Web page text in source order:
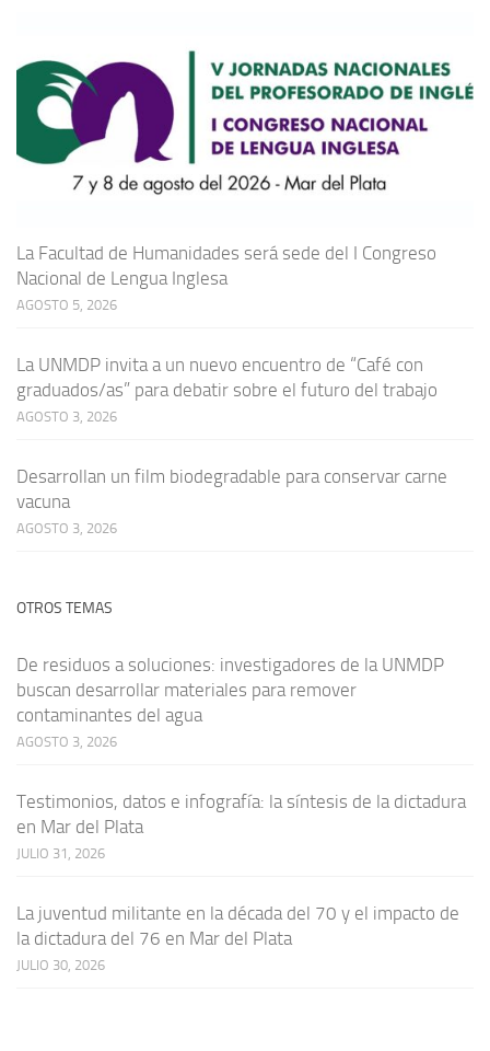
La Facultad de Humanidades será sede del I Congreso
Nacional de Lengua Inglesa
AGOSTO 5, 2026
La UNMDP invita a un nuevo encuentro de “Café con
graduados/as” para debatir sobre el futuro del trabajo
AGOSTO 3, 2026
Desarrollan un film biodegradable para conservar carne
vacuna
AGOSTO 3, 2026
OTROS TEMAS
De residuos a soluciones: investigadores de la UNMDP
buscan desarrollar materiales para remover
contaminantes del agua
AGOSTO 3, 2026
Testimonios, datos e infografía: la síntesis de la dictadura
en Mar del Plata
JULIO 31, 2026
La juventud militante en la década del 70 y el impacto de
la dictadura del 76 en Mar del Plata
JULIO 30, 2026